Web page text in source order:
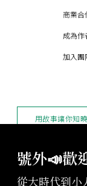
號外📣歡
從大時代到小
商業合
成為作
加入團
用故事讓你知